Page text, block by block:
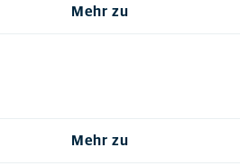
Mehr zu
Mehr zu